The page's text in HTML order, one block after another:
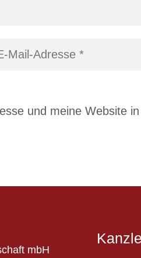
und meine Website
mbH